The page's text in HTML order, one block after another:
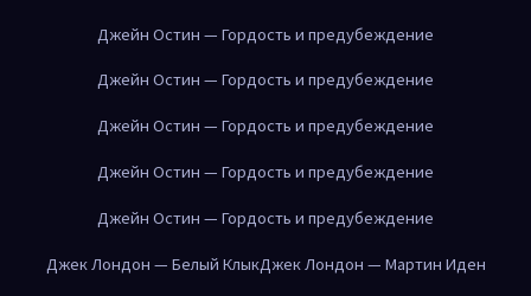
Джейн Остин — Гордость и предубеждение
Джейн Остин — Гордость и предубеждение
Джейн Остин — Гордость и предубеждение
Джейн Остин — Гордость и предубеждение
Джейн Остин — Гордость и предубеждение
Джек Лондон — Белый КлыкДжек Лондон — Мартин Иден